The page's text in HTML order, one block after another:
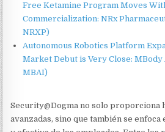
Free Ketamine Program Moves
Commercialization: NRx
NRXP)
Autonomous Robotics Platform
Market Debut is Very Close: MBody
MBAI)
Security@Dogma no solo proporciona
avanzadas, sino que también se enfoca